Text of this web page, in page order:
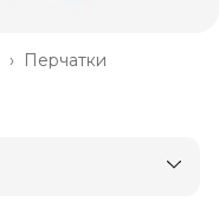
Перчатки
›